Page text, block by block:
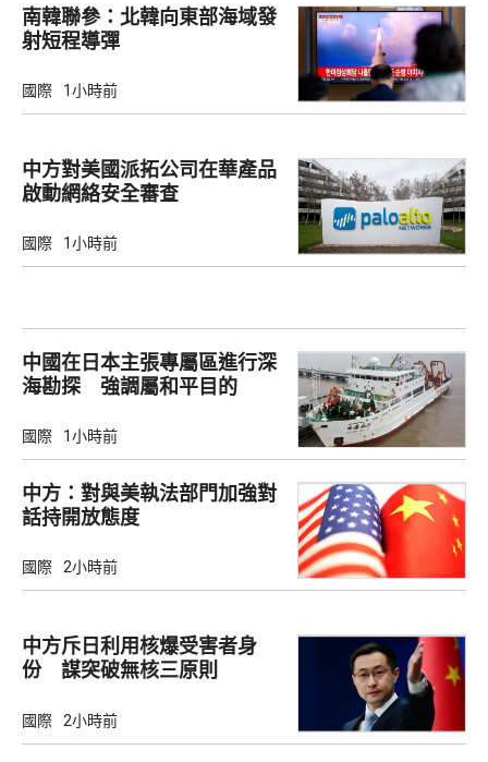
南韓聯參：北韓向東部海域發
射短程導彈
國際 1小時前
中方對美國派拓公司在華產品
啟動網絡安全審查
國際 1小時前
中國在日本主張專屬區進行深
海勘探 強調屬和平目的
國際 1小時前
中方：對與美執法部門加強對
話持開放態度
國際 2小時前
中方斥日利用核爆受害者身
份 謀突破無核三原則
國際 2小時前